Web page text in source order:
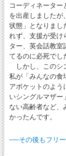
コーディネーター
を出産しましたが
状態」となりまし
れず、支援が受け
ター、英会話教
てるのに必死でし
しかし、このシ
私が「みんなの食
アポケットのよう
いシングルマザー
ない高齢者など、
かったんです。
──その後もフリー